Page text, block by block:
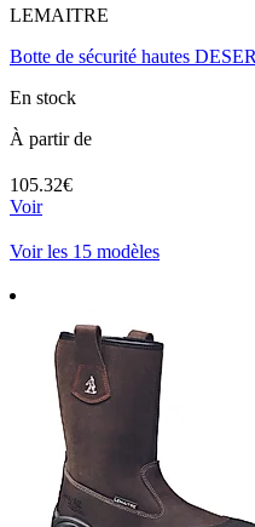
LEMAITRE
Botte de sécurité hautes
En stock
À partir de
105.32€
Voir
Voir les 15 modèles